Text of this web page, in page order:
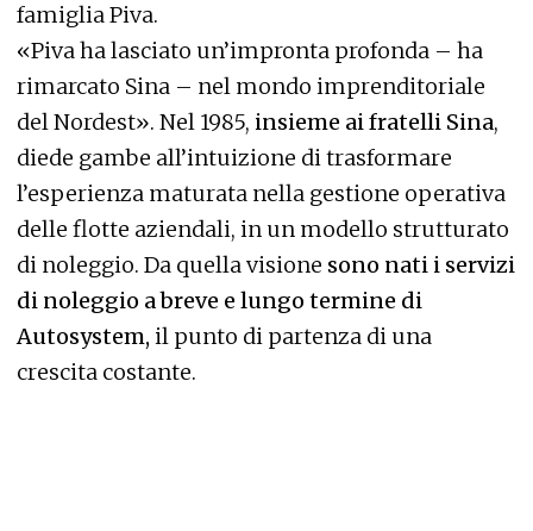
famiglia Piva.
«Piva ha lasciato un’impronta profonda – ha
rimarcato Sina – nel mondo imprenditoriale
del Nordest». Nel 1985, insieme ai fratelli Sina,
diede gambe all’intuizione di trasformare
l’esperienza maturata nella gestione operativa
delle flotte aziendali, in un modello strutturato
di noleggio. Da quella visione sono nati i servizi
di noleggio a breve e lungo termine di
Autosystem, il punto di partenza di una
crescita costante.